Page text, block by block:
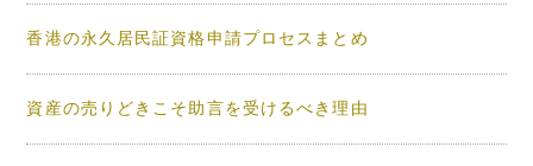
香港の永久居民証資格申請プロセスまとめ
資産の売りどきこそ助言を受けるべき理由